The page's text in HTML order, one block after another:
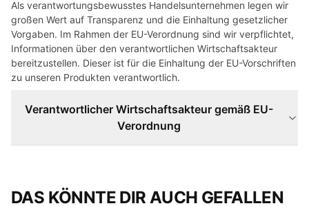
Als verantwortungsbewusstes Handelsunternehmen legen wir
großen Wert auf Transparenz und die Einhaltung gesetzlicher
Vorgaben. Im Rahmen der EU-Verordnung sind wir verpflichtet,
Informationen über den verantwortlichen Wirtschaftsakteur
bereitzustellen. Dieser ist für die Einhaltung der EU-Vorschriften
zu unseren Produkten verantwortlich.
Verantwortlicher Wirtschaftsakteur gemäß EU-
Verordnung
DAS KÖNNTE DIR AUCH GEFALLEN